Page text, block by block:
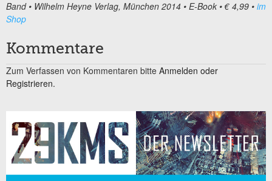
Band • Wilhelm Heyne Verlag, München 2014 • E-Book • € 4,99 • im
Shop
Kommentare
Zum Verfassen von Kommentaren bitte Anmelden oder
Registrieren.